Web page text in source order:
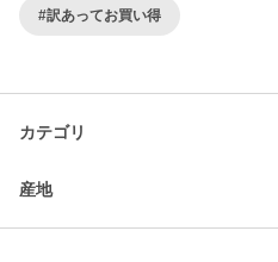
#訳あってお買い得
カテゴリ
産地